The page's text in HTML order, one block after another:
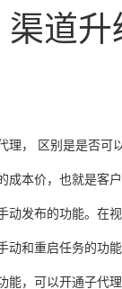
渠道
理， 区别是是否可
成本价，也就是客
动发布的功能。在
动和重启任务的功
能，可以开通子代